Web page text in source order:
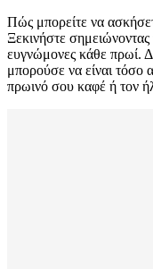
Πώς μπορείτε να
Ξεκινήστε σημειώνοντας
ευγνώμονες κάθε πρωί.
μπορούσε να είναι τόσο
πρωινό σου καφέ ή τον